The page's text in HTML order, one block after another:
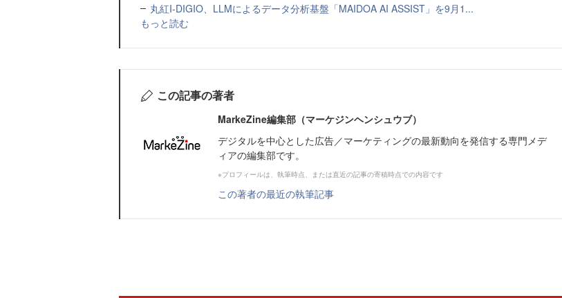
丸紅I-DIGIO、LLMによるデータ分析基盤「MAIDOA AI ASSIST」を9月1...
もっと読む
この記事の著者
MarkeZine編集部（マーケジンヘンシュウブ）
デジタルを中心とした広告／マーケティングの最新動向を発信する専門メデ
ィアの編集部です。
※プロフィールは、執筆時点、または直近の記事の寄稿時点での内容です
この著者の最近の執筆記事